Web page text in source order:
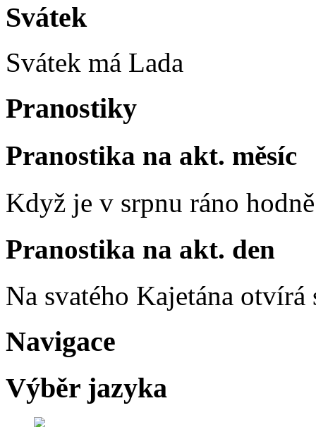
Svátek
Svátek má Lada
Pranostiky
Pranostika na akt. měsíc
Když je v srpnu ráno
Pranostika na akt. den
Na svatého Kajetána otvírá
Navigace
Výběr jazyka